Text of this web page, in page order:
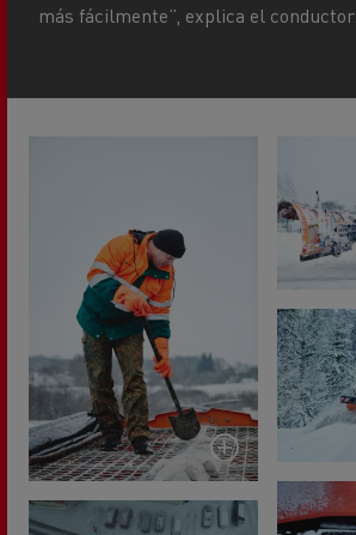
más fácilmente”, explica el conductor.